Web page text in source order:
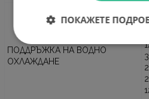
ПОДДРЪЖКА НА ВОДНО
ОХЛАЖДАНЕ
ПОКАЖЕТЕ